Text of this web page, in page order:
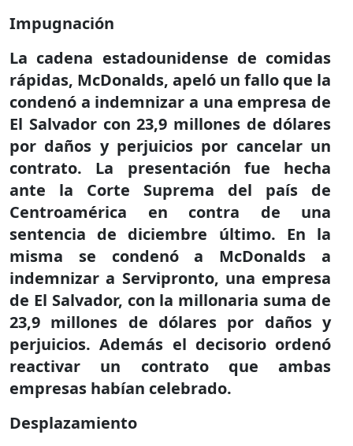
Impugnación
La cadena estadounidense de comidas
rápidas, McDonalds, apeló un fallo que la
condenó a indemnizar a una empresa de
El Salvador con 23,9 millones de dólares
por daños y perjuicios por cancelar un
contrato. La presentación fue hecha
ante la Corte Suprema del país de
Centroamérica en contra de una
sentencia de diciembre último. En la
misma se condenó a McDonalds a
indemnizar a Servipronto, una empresa
de El Salvador, con la millonaria suma de
23,9 millones de dólares por daños y
perjuicios. Además el decisorio ordenó
reactivar un contrato que ambas
empresas habían celebrado.
Desplazamiento